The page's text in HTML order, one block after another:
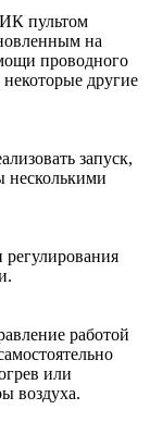
пультом
на
проводного
другие
запуск,
несколькими
работой
или
воздуха.